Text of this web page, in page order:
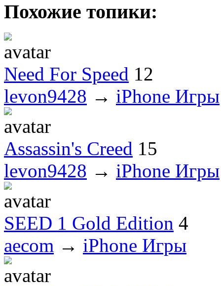
Похожие топики:
Need For Speed 12
levon9428 → iPhone Игры
Assassin's Creed 15
levon9428 → iPhone Игры
SEED 1 Gold Edition 4
aecom → iPhone Игры